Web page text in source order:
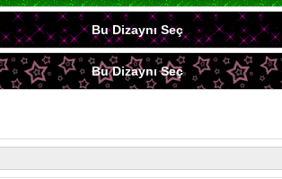
Bu Dizaynı Seç
Bu Dizaynı Seç